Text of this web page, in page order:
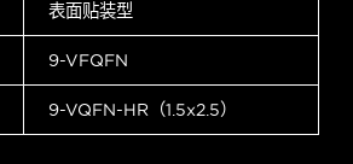
表面贴装型
9-VFQFN
9-VQFN-HR（1.5x2.5）